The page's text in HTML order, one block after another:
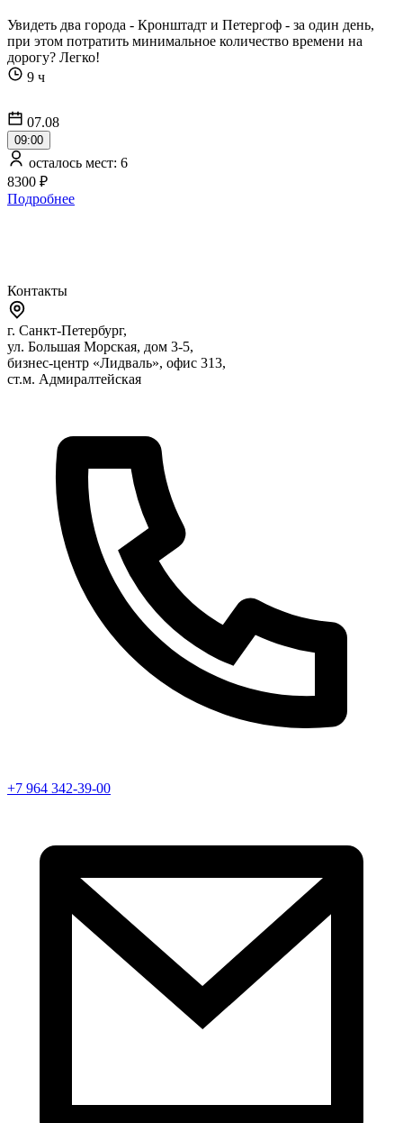
Увидеть два города - Кронштадт и Петергоф - за один день,
при этом потратить минимальное количество времени на
дорогу? Легко!
9 ч
07.08
09:00
осталось мест: 6
8300 ₽
Подробнее
Контакты
г. Санкт-Петербург,
ул. Большая Морская, дом 3-5,
бизнес-центр «Лидваль», офис 313,
ст.м. Адмиралтейская
+7 964 342-39-00